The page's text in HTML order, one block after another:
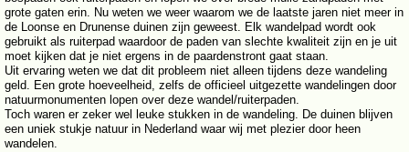
grote gaten erin. Nu weten we weer waarom we de laatste jaren niet meer in
de Loonse en Drunense duinen zijn geweest. Elk wandelpad wordt ook
gebruikt als ruiterpad waardoor de paden van slechte kwaliteit zijn en je uit
moet kijken dat je niet ergens in de paardenstront gaat staan.
Uit ervaring weten we dat dit probleem niet alleen tijdens deze wandeling
geld. Een grote hoeveelheid, zelfs de officieel uitgezette wandelingen door
natuurmonumenten lopen over deze wandel/ruiterpaden.
Toch waren er zeker wel leuke stukken in de wandeling. De duinen blijven
een uniek stukje natuur in Nederland waar wij met plezier door heen
wandelen.